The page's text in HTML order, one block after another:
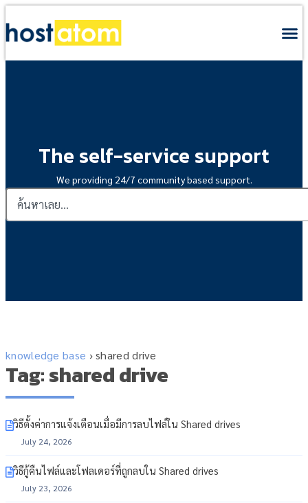
The self-service support
We providing 24/7 community based support.
knowledge base ›shared drive
Tag: shared drive
วิธีตั้งค่าการแจ้งเตือนเมื่อมีการลบไฟล์ใน Shared drives
July 24, 2026
วิธีกู้คืนไฟล์และโฟลเดอร์ที่ถูกลบใน Shared drives
July 23, 2026